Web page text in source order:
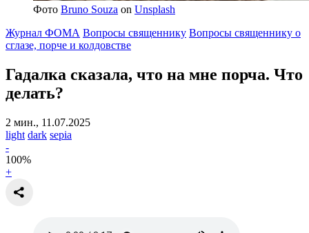
Фото Bruno Souza on Unsplash
Журнал ФОМА Вопросы священнику Вопросы священнику о
сглазе, порче и колдовстве
Гадалка сказала, что на мне порча. Что
делать?
2 мин., 11.07.2025
light dark sepia
-
100%
+